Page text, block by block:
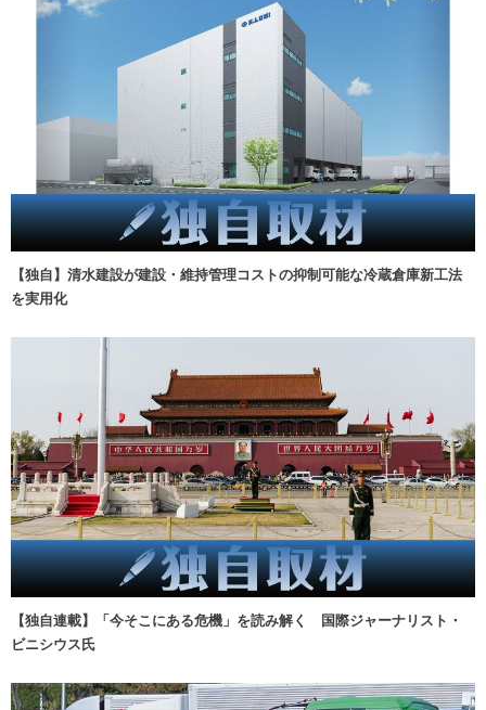
【独自】清水建設が建設・維持管理コストの抑制可能な冷蔵倉庫新工法
を実用化
【独自連載】「今そこにある危機」を読み解く 国際ジャーナリスト・
ビニシウス氏